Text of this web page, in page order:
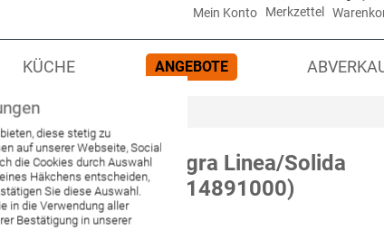
Mein Konto Merkzettel
KÜCHE ANGEBOTE
Griff für Allegra Linea/Solida
chrom (14891000)
14891000
diese stetig zu
auf unserer Webseite, Social
die Cookies durch Auswahl
Häkchens entscheiden,
Sie diese Auswahl.
in die Verwendung aller
Bestätigung in unserer